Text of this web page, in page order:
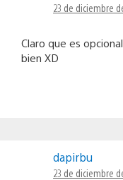
23 de diciembre
Claro que es
bien XD
dapirbu
23 de diciembre